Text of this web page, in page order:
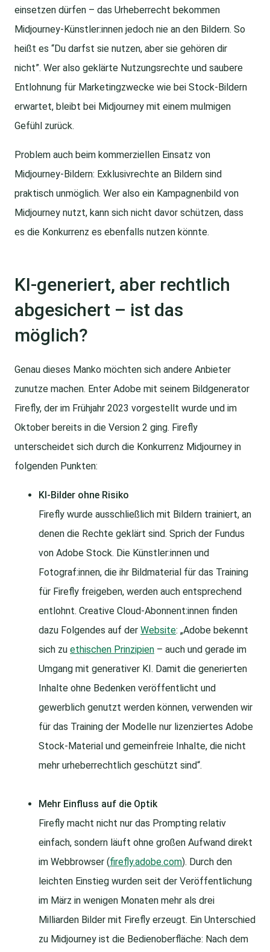
einsetzen dürfen – das Urheberrecht bekommen
Midjourney-Künstler:innen jedoch nie an den Bildern. So
heißt es “Du darfst sie nutzen, aber sie gehören dir
nicht”. Wer also geklärte Nutzungsrechte und saubere
Entlohnung für Marketingzwecke wie bei Stock-Bildern
erwartet, bleibt bei Midjourney mit einem mulmigen
Gefühl zurück.
Problem auch beim kommerziellen Einsatz von
Midjourney-Bildern: Exklusivrechte an Bildern sind
praktisch unmöglich. Wer also ein Kampagnenbild von
Midjourney nutzt, kann sich nicht davor schützen, dass
es die Konkurrenz es ebenfalls nutzen könnte.
KI-generiert, aber rechtlich
abgesichert – ist das
möglich?
Genau dieses Manko möchten sich andere Anbieter
zunutze machen. Enter Adobe mit seinem Bildgenerator
Firefly, der im Frühjahr 2023 vorgestellt wurde und im
Oktober bereits in die Version 2 ging. Firefly
unterscheidet sich durch die Konkurrenz Midjourney in
folgenden Punkten:
KI-Bilder ohne Risiko
Firefly wurde ausschließlich mit Bildern trainiert, an
denen die Rechte geklärt sind. Sprich der Fundus
von Adobe Stock. Die Künstler:innen und
Fotograf:innen, die ihr Bildmaterial für das Training
für Firefly freigeben, werden auch entsprechend
entlohnt. Creative Cloud-Abonnent:innen finden
dazu Folgendes auf der Website: „Adobe bekennt
sich zu ethischen Prinzipien – auch und gerade im
Umgang mit generativer KI. Damit die generierten
Inhalte ohne Bedenken veröffentlicht und
gewerblich genutzt werden können, verwenden wir
für das Training der Modelle nur lizenziertes Adobe
Stock-Material und gemeinfreie Inhalte, die nicht
mehr urheberrechtlich geschützt sind“.
Mehr Einfluss auf die Optik
Firefly macht nicht nur das Prompting relativ
einfach, sondern läuft ohne großen Aufwand direkt
im Webbrowser (firefly.adobe.com). Durch den
leichten Einstieg wurden seit der Veröffentlichung
im März in wenigen Monaten mehr als drei
Milliarden Bilder mit Firefly erzeugt. Ein Unterschied
zu Midjourney ist die Bedienoberfläche: Nach dem